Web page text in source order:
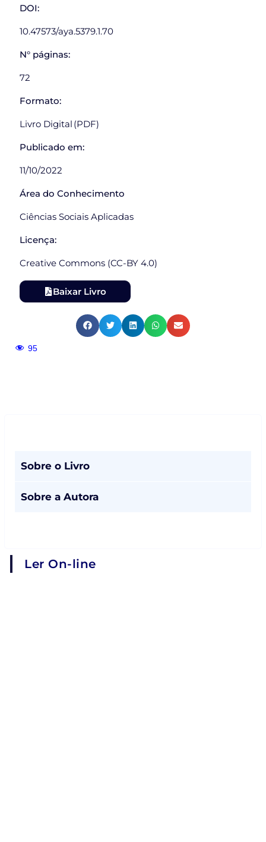
DOI:
10.47573/aya.5379.1.70
N° páginas:
72
Formato:
Livro Digital (PDF)
Publicado em:
11/10/2022
Área do Conhecimento
Ciências Sociais Aplicadas
Licença:
Creative Commons (CC-BY 4.0)
Baixar Livro
95
Sobre o Livro
Sobre a Autora
Ler On-line